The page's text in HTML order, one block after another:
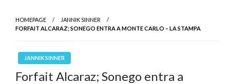
HOMEPAGE
JANNIK SINNER
FORFAIT ALCARAZ; SONEGO ENTRA A MONTE CARLO – LA STAMPA
JANNIK SINNER
Forfait Alcaraz; Sonego entra a